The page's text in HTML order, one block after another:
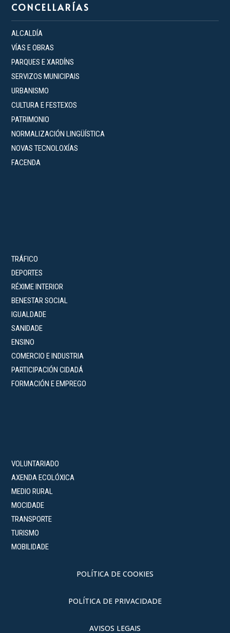
CONCELLARÍAS
ALCALDÍA
VÍAS E OBRAS
PARQUES E XARDÍNS
SERVIZOS MUNICIPAIS
URBANISMO
CULTURA E FESTEXOS
PATRIMONIO
NORMALIZACIÓN LINGÜÍSTICA
NOVAS TECNOLOXÍAS
FACENDA
TRÁFICO
DEPORTES
RÉXIME INTERIOR
BENESTAR SOCIAL
IGUALDADE
SANIDADE
ENSINO
COMERCIO E INDUSTRIA
PARTICIPACIÓN CIDADÁ
FORMACIÓN E EMPREGO
VOLUNTARIADO
AXENDA ECOLÓXICA
MEDIO RURAL
MOCIDADE
TRANSPORTE
TURISMO
MOBILIDADE
POLÍTICA DE COOKIES
POLÍTICA DE PRIVACIDADE
AVISOS LEGAIS